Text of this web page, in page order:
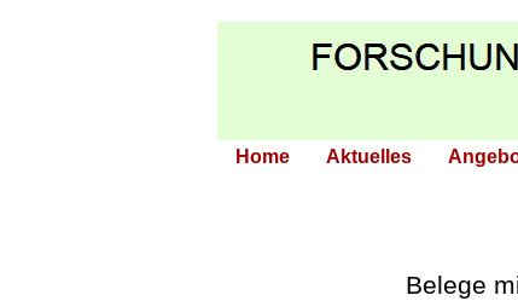
Home Aktuelles
Belege